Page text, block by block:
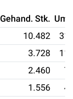
Gehand. Stk.
10.482
3.728
2.460
1.556